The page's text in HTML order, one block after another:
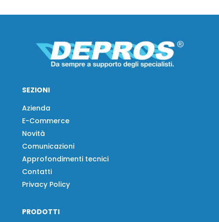
SEZIONI
Azienda
E-Commerce
Novità
Comunicazioni
Approfondimenti tecnici
Contatti
Privacy Policy
PRODOTTI